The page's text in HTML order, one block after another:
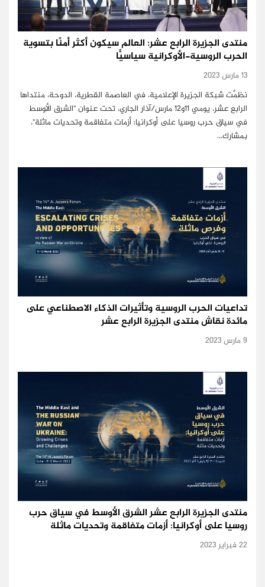
منتدى الجزيرة الرابع عشر: العالم سيكون أكثر أمنًا بتسوية
الحرب الروسية-الأوكرانية سياسيًّا
13 مارس 2023
نظمَّت شبكة الجزيرة الإعلامية، في العاصمة القطرية، الدوحة، منتداها
الرابع عشر، يومي 11و12 مارس/آذار الجاري، تحت عنوان "الشرق الأوسط
في سياق حرب روسيا على أوكرانيا: أزمات متفاقمة وتحديات ماثلة"،
بمشارك…
تداعيات الحرب الروسية وتأثيرات الذكاء الاصطناعي على
مائدة نقاش منتدى الجزيرة الرابع عشر
9 مارس 2023
منتدى الجزيرة الرابع عشر الشرق الأوسط في سياق حرب
روسيا على أوكرانيا: أزمات متفاقمة وتحديات ماثلة
22 فبراير 2023